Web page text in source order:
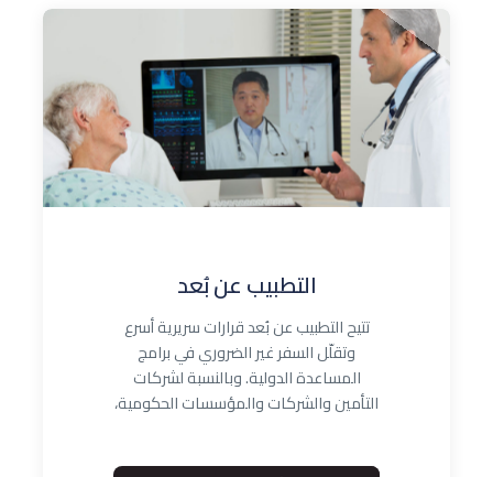
التطبيب عن بُعد
تتيح التطبيب عن بُعد قرارات سريرية أسرع
وتقلّل السفر غير الضروري في برامج
المساعدة الدولية. وبالنسبة لشركات
التأمين والشركات والمؤسسات الحكومية،